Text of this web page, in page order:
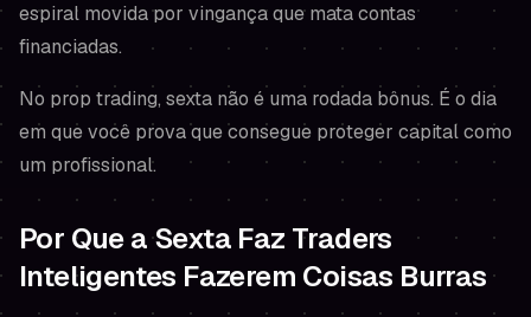
espiral movida por vingança que mata contas
financiadas.
No prop trading, sexta não é uma rodada bônus. É o dia
em que você prova que consegue proteger capital como
um profissional.
Por Que a Sexta Faz Traders
Inteligentes Fazerem Coisas Burras